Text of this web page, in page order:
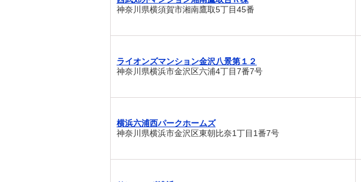
神奈川県横須賀市湘南鷹取5丁目45番
ライオンズマンション金沢八景第１２
神奈川県横浜市金沢区六浦4丁目7番7号
横浜六浦西パークホームズ
神奈川県横浜市金沢区東朝比奈1丁目1番7号